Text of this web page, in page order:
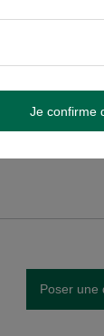
Poser une
Je confirme